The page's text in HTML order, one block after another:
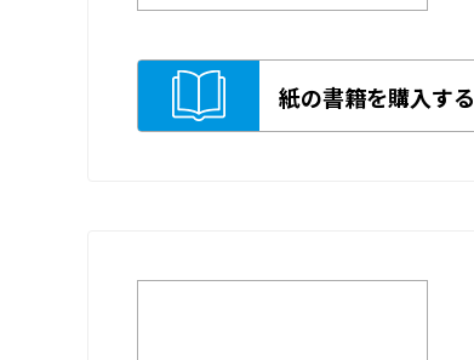
紙の書籍を購入する